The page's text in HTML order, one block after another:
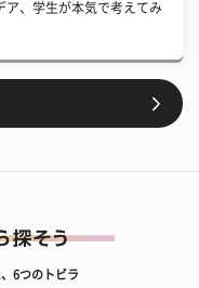
ア、学生が本気で考えてみ
6つのトビラ